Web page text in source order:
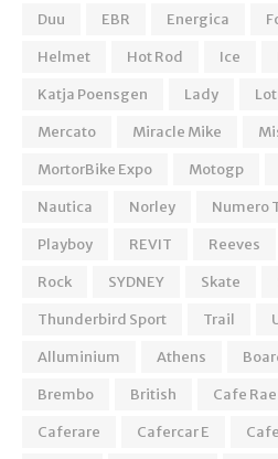
Duu
EBR Energica
Helmet
Hot Rod Ice
Katja Poensgen
Lady
Mercato
Miracle Mike
MortorBike Expo
Motogp
Nautica
Norley Numero
Playboy
REVIT Reeves
Rock
SYDNEY Skate
Thunderbird Sport
Trail
Alluminium
Athens
Brembo
British Cafe Rae
Caferare
Cafercar E